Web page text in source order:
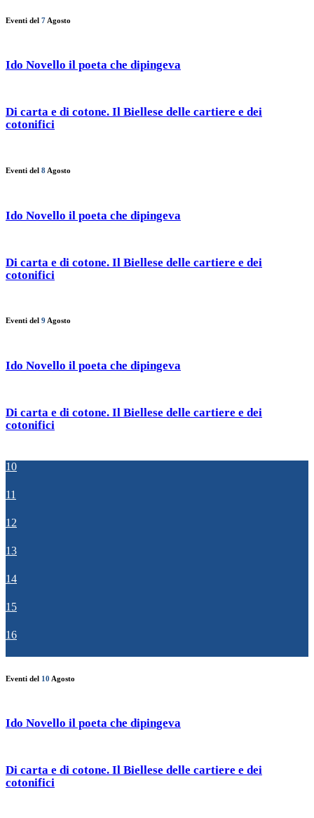
Eventi del 7 Agosto
Ido Novello il poeta che dipingeva
Di carta e di cotone. Il Biellese delle cartiere e dei
cotonifici
Eventi del 8 Agosto
Ido Novello il poeta che dipingeva
Di carta e di cotone. Il Biellese delle cartiere e dei
cotonifici
Eventi del 9 Agosto
Ido Novello il poeta che dipingeva
Di carta e di cotone. Il Biellese delle cartiere e dei
cotonifici
10
11
12
13
14
15
16
Eventi del 10 Agosto
Ido Novello il poeta che dipingeva
Di carta e di cotone. Il Biellese delle cartiere e dei
cotonifici